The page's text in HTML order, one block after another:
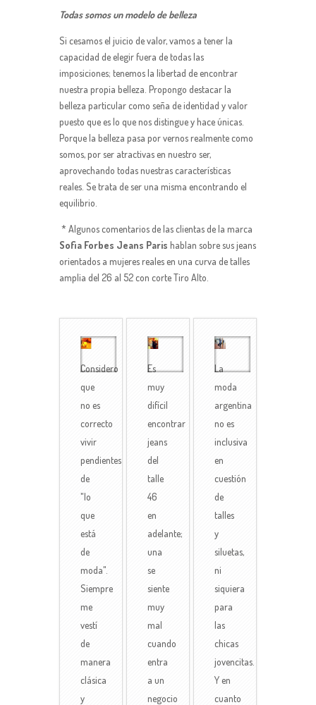
Todas somos un modelo de belleza
Si cesamos el juicio de valor, vamos a tener la
capacidad de elegir fuera de todas las
imposiciones; tenemos la libertad de encontrar
nuestra propia belleza. Propongo destacar la
belleza particularcomo seña de identidad y valor
puesto que es lo que nos distingue y hace únicas.
Porque la belleza pasa por vernos realmente como
somos, por ser atractivas en nuestro ser,
aprovechando todas nuestras características
reales. Se trata de ser una misma encontrando el
equilibrio.
* Algunos comentarios de las clientas de la marca
Sofia Forbes Jeans Paris hablan sobre sus jeans
orientados a mujeres reales en una curva de talles
amplia del 26 al 52 con corte Tiro Alto.
Considero
que
no es
correcto
vivir
pendientes
de
"lo
que
está
de
moda".
Siempre
me
vestí
de
manera
clásica
y
Es
muy
difícil
encontrar
jeans
del
talle
46
en
adelante;
una
se
siente
muy
mal
cuando
entra
a un
negocio
La
moda
argentina
no es
inclusiva
en
cuestión
de
talles
y
siluetas,
ni
siquiera
para
las
chicas
jovencitas.
Y en
cuanto